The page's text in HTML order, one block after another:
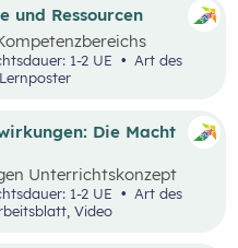
Kaufentscheidungen
und das Miteinander
Die Macht
Unterrichtskonzept
den Nutzen sowie die
Werbung kennen.
1-2 UE
Art des
Video
und Ressourcen
beschäftigen sich
Nachrichten und
von den Problemen,
1-2 UE